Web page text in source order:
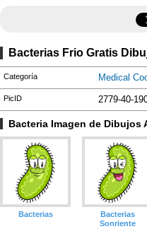
Bacterias Frio Gratis
Categoría Medical
PicID 2779-40-
Bacteria Imagen de Dibujos
Bacterias
Bacterias
Sonriente